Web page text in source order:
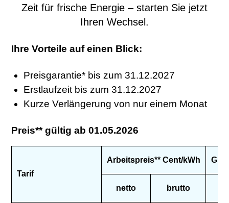
Zeit für frische Energie – starten Sie jetzt
Ihren Wechsel.
Ihre Vorteile auf einen Blick:
Preisgarantie* bis zum 31.12.2027
Erstlaufzeit bis zum 31.12.2027
Kurze Verlängerung von nur einem Monat
Preis** gültig ab 01.05.2026
Tarif
Arbeitspreis** Cent/kWh
netto brutto